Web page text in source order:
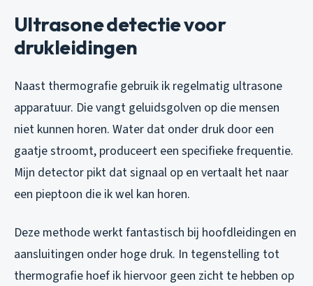
Ultrasone detectie voor
drukleidingen
Naast thermografie gebruik ik regelmatig ultrasone
apparatuur. Die vangt geluidsgolven op die mensen
niet kunnen horen. Water dat onder druk door een
gaatje stroomt, produceert een specifieke frequentie.
Mijn detector pikt dat signaal op en vertaalt het naar
een pieptoon die ik wel kan horen.
Deze methode werkt fantastisch bij hoofdleidingen en
aansluitingen onder hoge druk. In tegenstelling tot
thermografie hoef ik hiervoor geen zicht te hebben op